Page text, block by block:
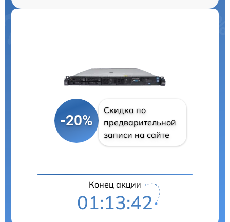
-20%
Скидка по
предварительной
записи на сайте
Конец акции
01:13:42